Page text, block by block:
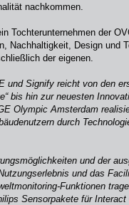
nachkommen.
Tochterunternehmen der
Nachhaltigkeit, Design und
der eigenen.
und Signify reicht von den
bis hin zur neuesten
Olympic Amsterdam
durch
und der
und das
Funktionen
Sensorpakete für